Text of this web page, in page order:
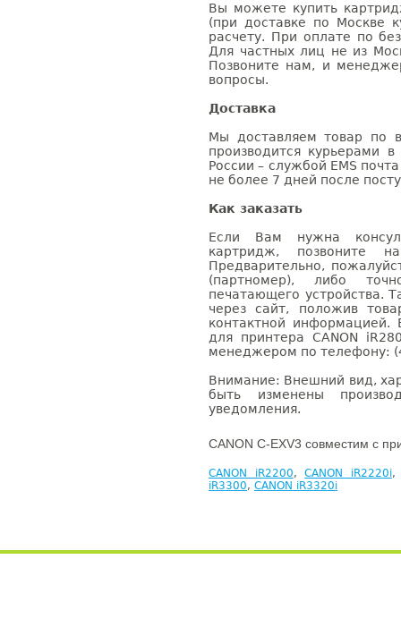
Вы можете купить
(при доставке по Москве
расчету. При оплате по
Для частных лиц не из
Позвоните нам, и
вопросы.
Доставка
Мы доставляем товар по
производится курьерами
России – службой EMS
не более 7 дней после
Как заказать
Если Вам нужна
картридж, позвоните
Предварительно,
(партномер), либо
печатающего устройства.
через сайт, положив
контактной информацией.
для принтера CANON
менеджером по телефону:
Внимание: Внешний вид,
быть изменены
уведомления.
CANON C-EXV3 совместим с
CANON iR2200,CANON iR2220i
iR3300, CANON iR3320i